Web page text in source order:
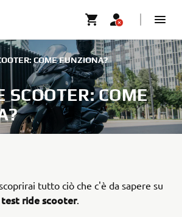
COME FUNZIONA?
SCOOTER: COME
tutto ciò che c'è da sapere su
ride scooter.